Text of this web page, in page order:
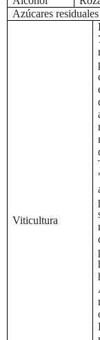
Azúcares residuales
Viticultura